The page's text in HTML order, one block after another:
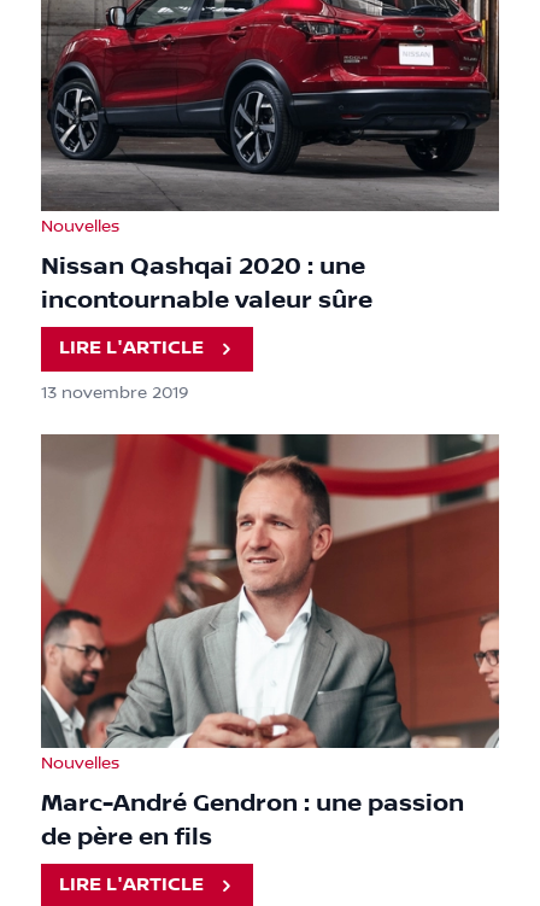
Nouvelles
Nissan Qashqai 2020 : une
incontournable valeur sûre
LIRE L'ARTICLE
13 novembre 2019
Nouvelles
Marc-André Gendron : une passion
de père en fils
LIRE L'ARTICLE